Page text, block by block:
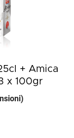
+ Amica
x 100gr